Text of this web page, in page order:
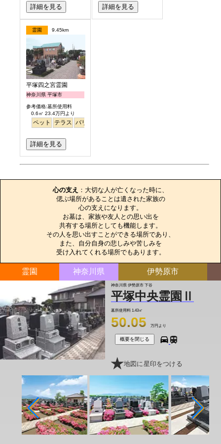
詳細を見る 詳細を見る
霊園 9.45km
平塚四之宮霊園
神奈川県 平塚市
参考価格:墓所使用料
0.6㎡ 23.4万円より
ペット テラス バリアフリー
詳細を見る
心の支え ：大切な人が亡くなった時に、
偲ぶ場所があることは遺された家族の
心の支えになります。
お墓は、家族や友人との思い出を
共有する場所としても機能します。
その人を思い出すことができる場所であり、
また、自分自身の悲しみや苦しみを
受け入れてくれる場所でもあります。
霊園 神奈川県 伊勢原市
神奈川県 伊勢原市 下谷
平塚中央霊園Ⅱ
墓所使用料 1.43㎡
50.05 万円より
概要を閉じる
地図に星印をつける